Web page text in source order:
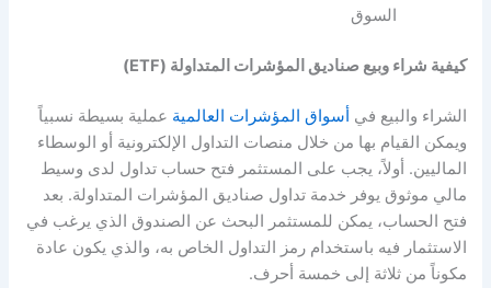
السوق
كيفية شراء وبيع صناديق المؤشرات المتداولة (ETF)
الشراء والبيع في أسواق المؤشرات العالميةعملية بسيطة نسبياً
ويمكن القيام بها من خلال منصات التداول الإلكترونية أو الوسطاء
الماليين. أولاً، يجب على المستثمر فتح حساب تداول لدى وسيط
مالي موثوق يوفر خدمة تداول صناديق المؤشرات المتداولة. بعد
فتح الحساب، يمكن للمستثمر البحث عن الصندوق الذي يرغب في
الاستثمار فيه باستخدام رمز التداول الخاص به، والذي يكون عادة
مكوناً من ثلاثة إلى خمسة أحرف.